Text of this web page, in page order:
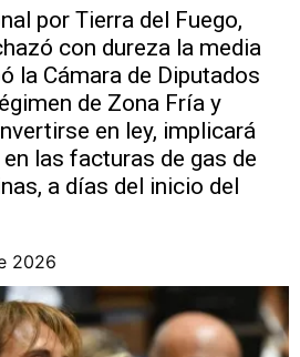
por Tierra del Fuego,
con dureza la media
la Cámara de Diputados
de Zona Fría y
en ley, implicará
las facturas de gas de
a días del inicio del
2026